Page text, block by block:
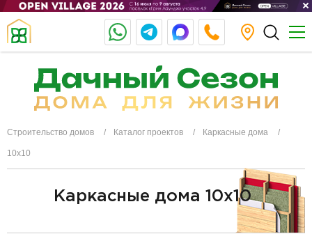
Строительство домов Каталог проектов Каркасные дома
10х10
Каркасные дома 10х10